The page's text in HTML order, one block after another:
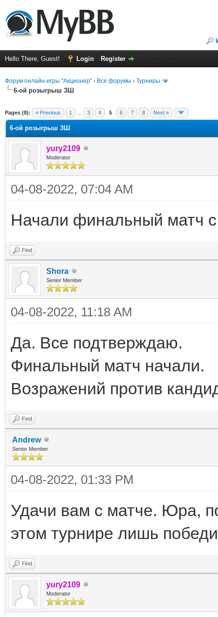
Hello There, Guest! Login Register
Форум онлайн-игры "Акционер" › Все форумы › Турниры
6-ой розыгрыш ЗШ
Pages (8): « Previous 1 3 4 5 6 7 8 Next »
6-ой розыгрыш ЗШ
yury2109
Moderator
04-08-2022, 07:04 AM
Начали финальный матч
Find
Shora
Senior Member
04-08-2022, 11:18 AM
Да. Все подтверждаю.
Финальный матч начали.
Возражений против
Find
Andrew
Senior Member
04-08-2022, 01:33 PM
Удачи вам с матче. Юра,
этом турнире лишь
Find
yury2109
Moderator